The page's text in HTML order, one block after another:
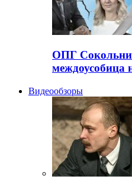
ОПГ
междоусобица
Видеообзоры